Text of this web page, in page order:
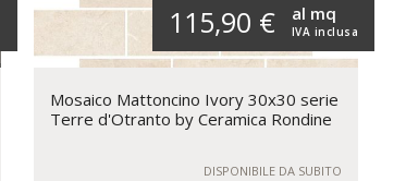
115,90 € IVA inclusa
al mq
Mosaico Mattoncino Ivory 30x30 serie
Terre d'Otranto by Ceramica Rondine
DISPONIBILE DA SUBITO